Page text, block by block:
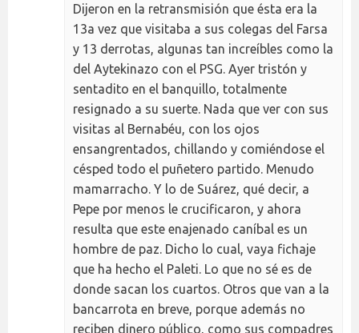
Dijeron en la retransmisión que ésta era la
13a vez que visitaba a sus colegas del Farsa
y 13 derrotas, algunas tan increíbles como la
del Aytekinazo con el PSG. Ayer tristón y
sentadito en el banquillo, totalmente
resignado a su suerte. Nada que ver con sus
visitas al Bernabéu, con los ojos
ensangrentados, chillando y comiéndose el
césped todo el puñetero partido. Menudo
mamarracho. Y lo de Suárez, qué decir, a
Pepe por menos le crucificaron, y ahora
resulta que este enajenado caníbal es un
hombre de paz. Dicho lo cual, vaya fichaje
que ha hecho el Paleti. Lo que no sé es de
donde sacan los cuartos. Otros que van a la
bancarrota en breve, porque además no
reciben dinero público, como sus compadres